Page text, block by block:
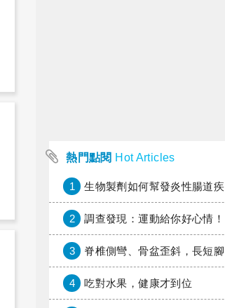
熱門點閱 Hot Articles
1 生物製劑如何幫發炎性腸道疾病患者抗潰瘍？治療進展與健保給付困境一次看
2 調查發現：運動給你好心情！
3 脊椎側彎、骨盆歪斜，長短腳惹的禍？
4 吃對水果，健康才到位